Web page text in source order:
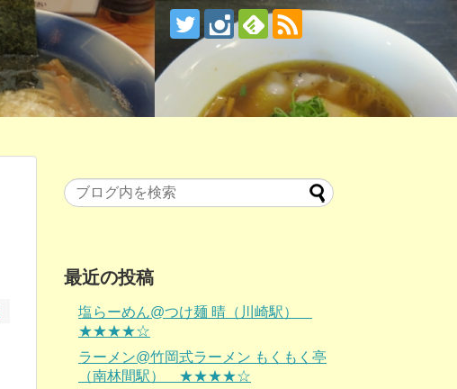
最近の投稿
塩らーめん@つけ麺 晴（川崎駅）
★★★★☆
ラーメン@竹岡式ラーメン もくもく亭
（南林間駅） ★★★★☆